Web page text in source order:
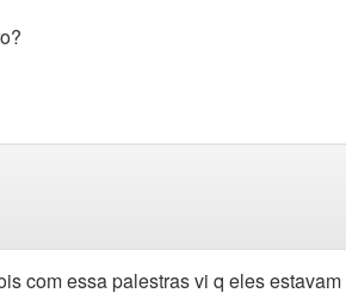
com essa palestras vi q eles